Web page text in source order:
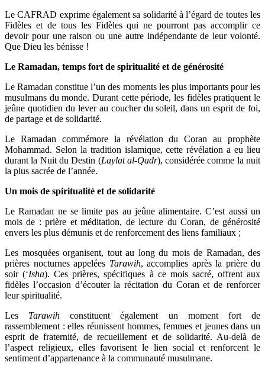
Le CAFRAD exprime également sa solidarité à l’égard de toutes les
Fidèles et de tous les Fidèles qui ne pourront pas accomplir ce
devoir pour une raison ou une autre indépendante de leur volonté.
Que Dieu les bénisse !
Le Ramadan, temps fort de spiritualité et de générosité
Le Ramadan constitue l’un des moments les plus importants pour les
musulmans du monde. Durant cette période, les fidèles pratiquent le
jeûne quotidien du lever au coucher du soleil, dans un esprit de foi,
de partage et de solidarité.
Le Ramadan commémore la révélation du Coran au prophète
Mohammad. Selon la tradition islamique, cette révélation a eu lieu
durant la Nuit du Destin (Laylat al-Qadr), considérée comme la nuit
la plus sacrée de l’année.
Un mois de spiritualité et de solidarité
Le Ramadan ne se limite pas au jeûne alimentaire. C’est aussi un
mois de : prière et méditation, de lecture du Coran, de générosité
envers les plus démunis et de renforcement des liens familiaux ;
Les mosquées organisent, tout au long du mois de Ramadan, des
prières nocturnes appelées Tarawih, accomplies après la prière du
soir (‘Isha). Ces prières, spécifiques à ce mois sacré, offrent aux
fidèles l’occasion d’écouter la récitation du Coran et de renforcer
leur spiritualité.
Les Tarawih constituent également un moment fort de
rassemblement : elles réunissent hommes, femmes et jeunes dans un
esprit de fraternité, de recueillement et de solidarité. Au-delà de
l’aspect religieux, elles favorisent le lien social et renforcent le
sentiment d’appartenance à la communauté musulmane.